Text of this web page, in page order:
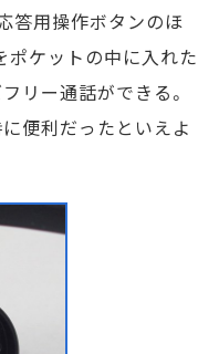
答用操作ボタンのほ
ポケットの中に入れた
リー通話ができる。
便利だったといえよ